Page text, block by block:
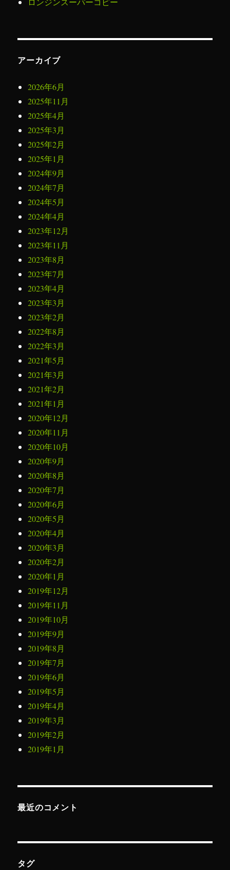
アーカイブ
2026年6月
2025年11月
2025年4月
2025年3月
2025年2月
2025年1月
2024年9月
2024年7月
2024年5月
2024年4月
2023年12月
2023年11月
2023年8月
2023年7月
2023年4月
2023年3月
2023年2月
2022年8月
2022年3月
2021年5月
2021年3月
2021年2月
2021年1月
2020年12月
2020年11月
2020年10月
2020年9月
2020年8月
2020年7月
2020年6月
2020年5月
2020年4月
2020年3月
2020年2月
2020年1月
2019年12月
2019年11月
2019年10月
2019年9月
2019年8月
2019年7月
2019年6月
2019年5月
2019年4月
2019年3月
2019年2月
2019年1月
最近のコメント
タグ